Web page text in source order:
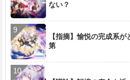
ない？
【指摘】愉悦の完成系
第